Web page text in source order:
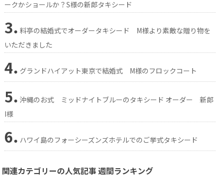
ークかショールか？S様の新郎タキシード
3. 料亭の結婚式でオーダータキシード M様より素敵な贈り物を
いただきました
4. グランドハイアット東京で結婚式 M様のフロックコート
5. 沖縄のお式 ミッドナイトブルーのタキシード オーダー 新郎
I様
6. ハワイ島のフォーシーズンズホテルでのご挙式タキシード
関連カテゴリーの人気記事 週間ランキング